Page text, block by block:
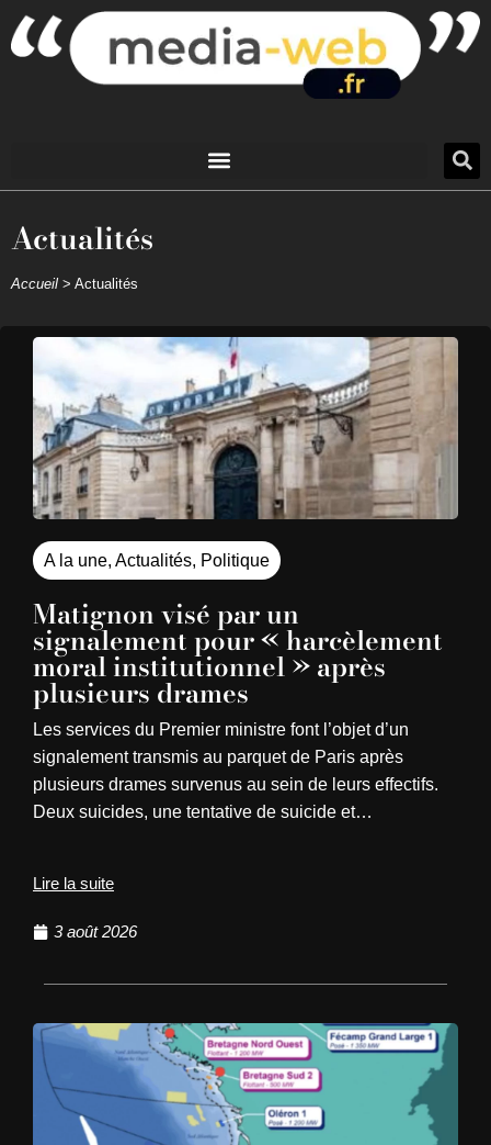
Actualités
Accueil > Actualités
A la une, Actualités, Politique
Matignon visé par un
signalement pour « harcèlement
moral institutionnel » après
plusieurs drames
Les services du Premier ministre font l’objet d’un
signalement transmis au parquet de Paris après
plusieurs drames survenus au sein de leurs effectifs.
Deux suicides, une tentative de suicide et…
Lire la suite
3 août 2026